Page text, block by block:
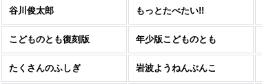
谷川俊太郎 もっとたべたい!!
こどものとも復刻版 年少版こどものとも
たくさんのふしぎ 岩波ようねんぶんこ